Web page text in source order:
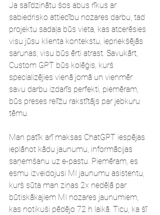
Ja salīdzinātu šos abus rīkus ar
sabiedrisko attiecību nozares darbu, tad
projektu sadaļa būs vieta, kas atcerēsies
visu jūsu klienta kontekstu, iepriekšējās
sarunas, visu būs ērti atrast. Savukārt,
Custom GPT būs kolēģis, kurš
specializējies vienā jomā un vienmēr
savu darbu izdarīs perfekti, piemēram,
būs preses relīžu rakstītājs par jebkuru
tēmu.
Man patīk arī maksas ChatGPT iespējas
ieplānot kādu jaunumu, informācijas
saņemšanu uz e-pastu. Piemēram, es
esmu izveidojusi MI jaunumu asistentu,
kurš sūta man ziņas 2x nedēļā par
būtiskākajiem MI nozares jaunumiem,
kas notikuši pēdējo 72 h laikā. Ticu, ka šī